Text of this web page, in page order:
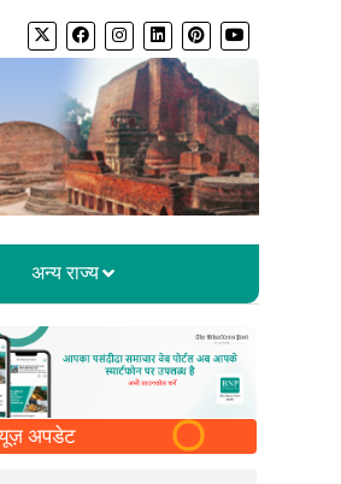
अन्य राज्य
अपडेट